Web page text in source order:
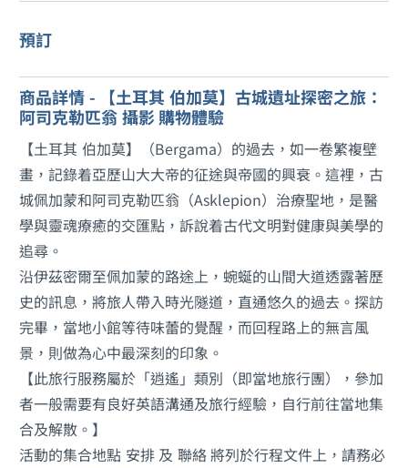
預訂
商品詳情 - 【土耳其 伯加莫】古城遺址探密之旅：
阿司克勒匹翁 攝影 購物體驗
【土耳其 伯加莫】（Bergama）的過去，如一卷繁複壁
畫，記錄着亞歷山大大帝的征途與帝國的興衰。這裡，古
城佩加蒙和阿司克勒匹翁（Asklepion）治療聖地，是醫
學與靈魂療癒的交匯點，訴說着古代文明對健康與美學的
追尋。
沿伊茲密爾至佩加蒙的路途上，蜿蜒的山間大道透露著歷
史的訊息，將旅人帶入時光隧道，直通悠久的過去。探訪
完畢，當地小館等待味蕾的覺醒，而回程路上的無言風
景，則做為心中最深刻的印象。
【此旅行服務屬於「逍遙」類別（即當地旅行團），參加
者一般需要有良好英語溝通及旅行經驗，自行前往當地集
合及解散。】
活動的集合地點 安排 及 聯絡 將列於行程文件上，請務必